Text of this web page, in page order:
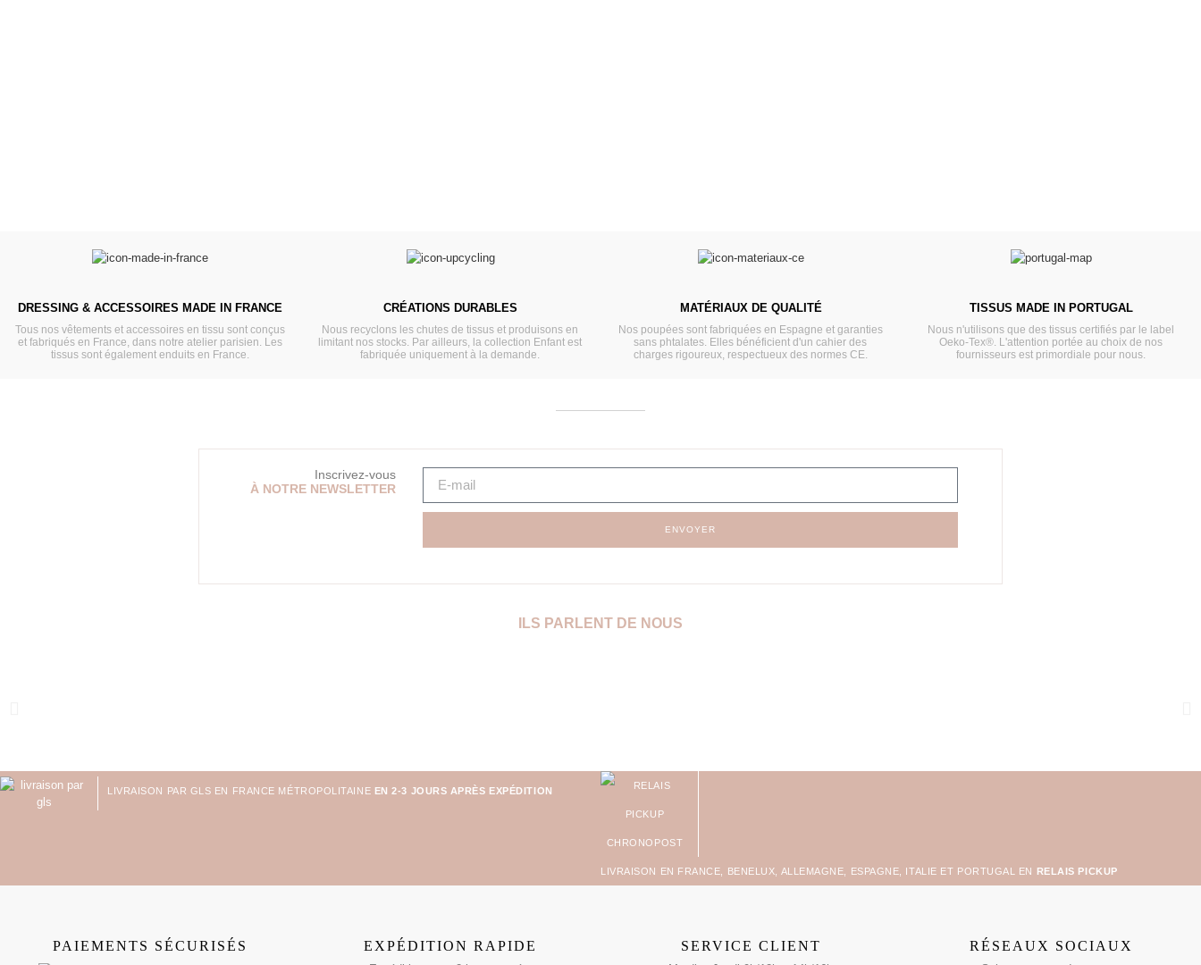
DRESSING & ACCESSOIRES MADE IN FRANCE
Tous nos vêtements et accessoires en tissu sont conçus
et fabriqués en France, dans notre atelier parisien. Les
tissus sont également enduits en France.
CRÉATIONS DURABLES
Nous recyclons les chutes de tissus et produisons en
limitant nos stocks. Par ailleurs, la collection Enfant est
fabriquée uniquement à la demande.
MATÉRIAUX DE QUALITÉ
Nos poupées sont fabriquées en Espagne et garanties
sans phtalates. Elles bénéficient d'un cahier des
charges rigoureux, respectueux des normes CE.
TISSUS MADE IN PORTUGAL
Nous n'utilisons que des tissus certifiés par le label
Oeko-Tex®. L'attention portée au choix de nos
fournisseurs est primordiale pour nous.
Inscrivez-vous
À NOTRE NEWSLETTER
ENVOYER
ILS PARLENT DE NOUS
LIVRAISON PAR GLS EN FRANCE MÉTROPOLITAINE EN 2-3 JOURS APRÈS EXPÉDITION
LIVRAISON EN FRANCE, BENELUX, ALLEMAGNE, ESPAGNE, ITALIE ET PORTUGAL EN RELAIS PICKUP
PAIEMENTS SÉCURISÉS EXPÉDITION RAPIDE SERVICE CLIENT RÉSEAUX SOCIAUX